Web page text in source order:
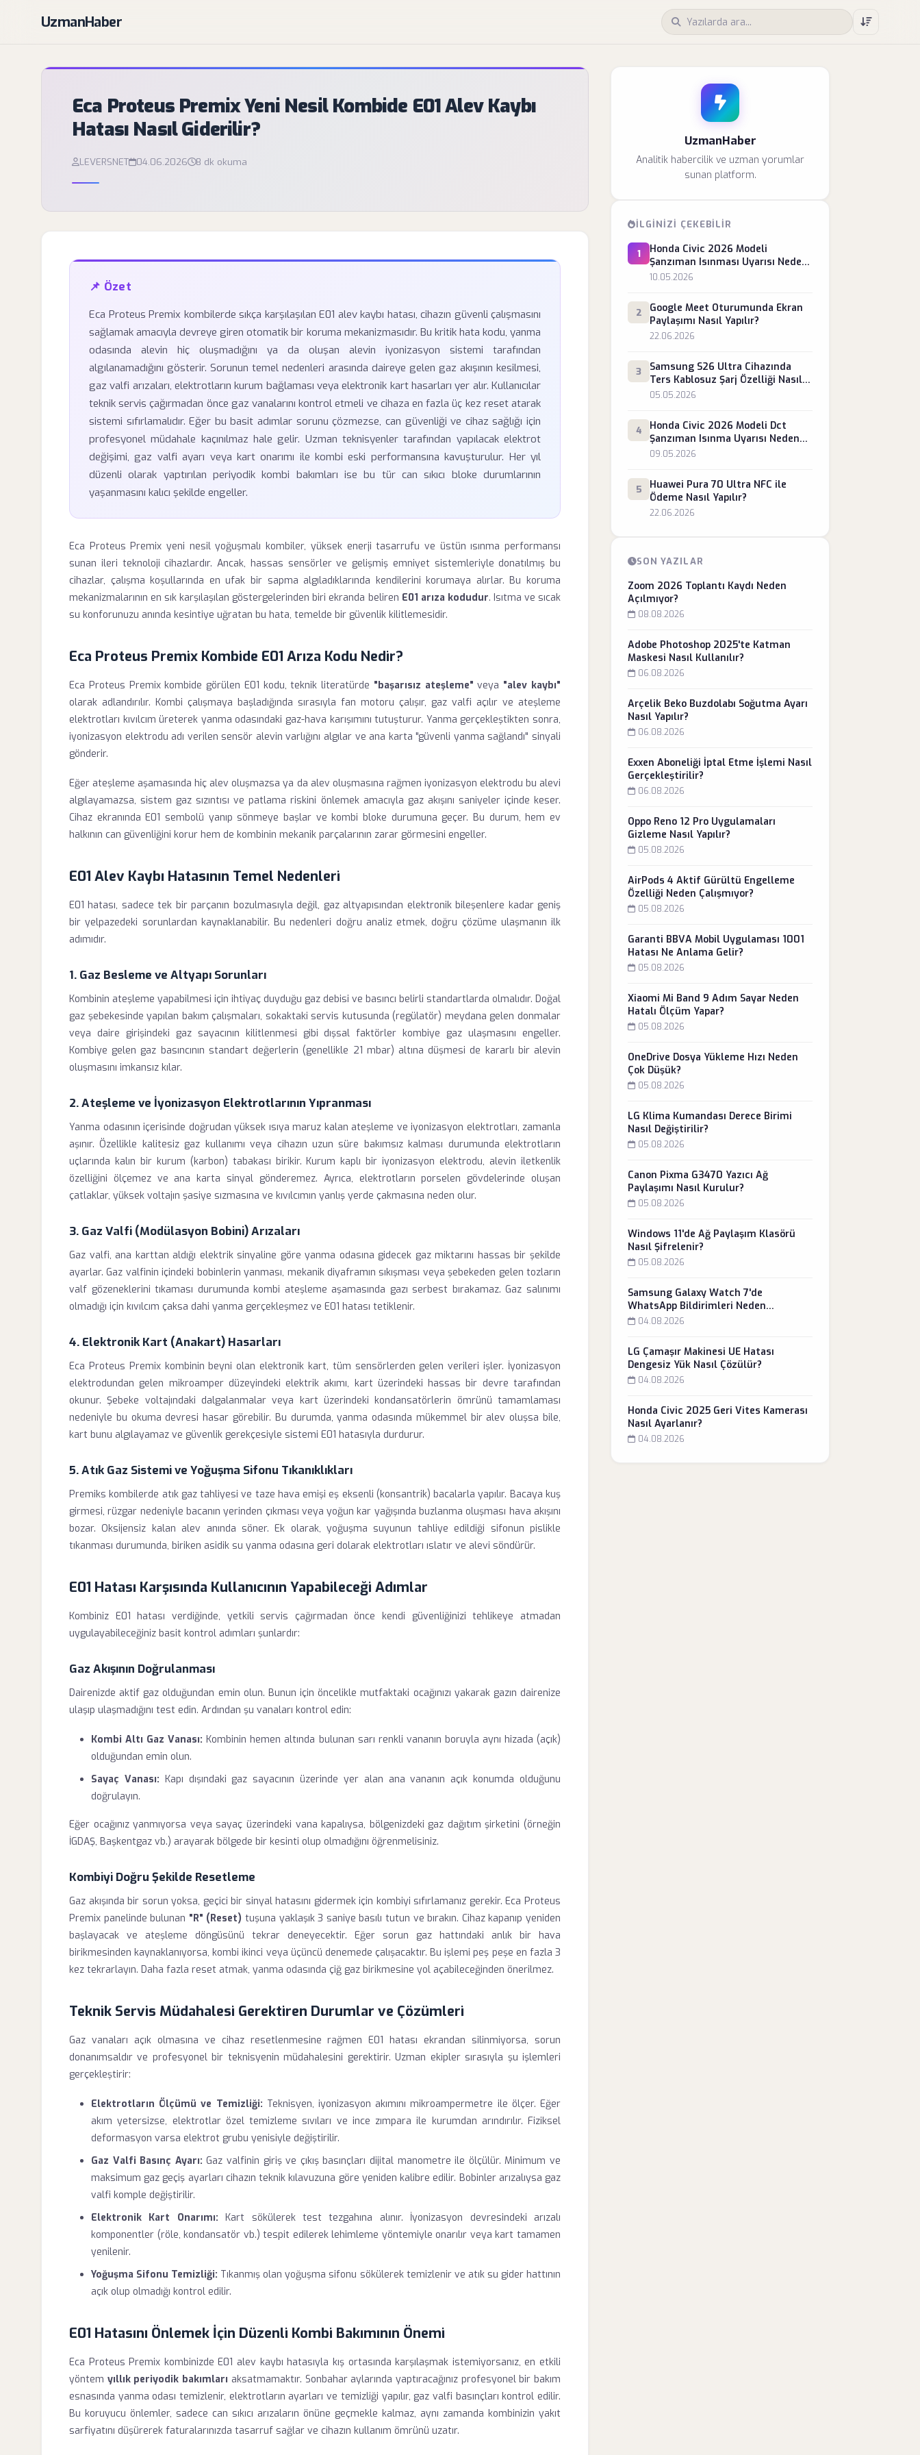
UzmanHaber
Eca Proteus Premix Yeni Nesil Kombide E01 Alev Kaybı
Hatası Nasıl Giderilir?
LEVERSNET 04.06.2026 8 dk okuma
📌 Özet
Eca Proteus Premix kombilerde sıkça karşılaşılan E01 alev kaybı hatası, cihazın güvenli çalışmasını
sağlamak amacıyla devreye giren otomatik bir koruma mekanizmasıdır. Bu kritik hata kodu, yanma
odasında alevin hiç oluşmadığını ya da oluşan alevin iyonizasyon sistemi tarafından
algılanamadığını gösterir. Sorunun temel nedenleri arasında daireye gelen gaz akışının kesilmesi,
gaz valfi arızaları, elektrotların kurum bağlaması veya elektronik kart hasarları yer alır. Kullanıcılar
teknik servis çağırmadan önce gaz vanalarını kontrol etmeli ve cihaza en fazla üç kez reset atarak
sistemi sıfırlamalıdır. Eğer bu basit adımlar sorunu çözmezse, can güvenliği ve cihaz sağlığı için
profesyonel müdahale kaçınılmaz hale gelir. Uzman teknisyenler tarafından yapılacak elektrot
değişimi, gaz valfi ayarı veya kart onarımı ile kombi eski performansına kavuşturulur. Her yıl
düzenli olarak yaptırılan periyodik kombi bakımları ise bu tür can sıkıcı bloke durumlarının
yaşanmasını kalıcı şekilde engeller.
Eca Proteus Premix yeni nesil yoğuşmalı kombiler, yüksek enerji tasarrufu ve üstün ısınma performansı
sunan ileri teknoloji cihazlardır. Ancak, hassas sensörler ve gelişmiş emniyet sistemleriyle donatılmış bu
cihazlar, çalışma koşullarında en ufak bir sapma algıladıklarında kendilerini korumaya alırlar. Bu koruma
mekanizmalarının en sık karşılaşılan göstergelerinden biri ekranda beliren E01 arıza kodudur. Isıtma ve sıcak
su konforunuzu anında kesintiye uğratan bu hata, temelde bir güvenlik kilitlemesidir.
Eca Proteus Premix Kombide E01 Arıza Kodu Nedir?
Eca Proteus Premix kombide görülen E01 kodu, teknik literatürde "başarısız ateşleme" veya "alev kaybı"
olarak adlandırılır. Kombi çalışmaya başladığında sırasıyla fan motoru çalışır, gaz valfi açılır ve ateşleme
elektrotları kıvılcım üreterek yanma odasındaki gaz-hava karışımını tutuşturur. Yanma gerçekleştikten sonra,
iyonizasyon elektrodu adı verilen sensör alevin varlığını algılar ve ana karta "güvenli yanma sağlandı" sinyali
gönderir.
Eğer ateşleme aşamasında hiç alev oluşmazsa ya da alev oluşmasına rağmen iyonizasyon elektrodu bu alevi
algılayamazsa, sistem gaz sızıntısı ve patlama riskini önlemek amacıyla gaz akışını saniyeler içinde keser.
Cihaz ekranında E01 sembolü yanıp sönmeye başlar ve kombi bloke durumuna geçer. Bu durum, hem ev
halkının can güvenliğini korur hem de kombinin mekanik parçalarının zarar görmesini engeller.
E01 Alev Kaybı Hatasının Temel Nedenleri
E01 hatası, sadece tek bir parçanın bozulmasıyla değil, gaz altyapısından elektronik bileşenlere kadar geniş
bir yelpazedeki sorunlardan kaynaklanabilir. Bu nedenleri doğru analiz etmek, doğru çözüme ulaşmanın ilk
adımıdır.
1. Gaz Besleme ve Altyapı Sorunları
Kombinin ateşleme yapabilmesi için ihtiyaç duyduğu gaz debisi ve basıncı belirli standartlarda olmalıdır. Doğal
gaz şebekesinde yapılan bakım çalışmaları, sokaktaki servis kutusunda (regülatör) meydana gelen donmalar
veya daire girişindeki gaz sayacının kilitlenmesi gibi dışsal faktörler kombiye gaz ulaşmasını engeller.
Kombiye gelen gaz basıncının standart değerlerin (genellikle 21 mbar) altına düşmesi de kararlı bir alevin
oluşmasını imkansız kılar.
2. Ateşleme ve İyonizasyon Elektrotlarının Yıpranması
Yanma odasının içerisinde doğrudan yüksek ısıya maruz kalan ateşleme ve iyonizasyon elektrotları, zamanla
aşınır. Özellikle kalitesiz gaz kullanımı veya cihazın uzun süre bakımsız kalması durumunda elektrotların
uçlarında kalın bir kurum (karbon) tabakası birikir. Kurum kaplı bir iyonizasyon elektrodu, alevin iletkenlik
özelliğini ölçemez ve ana karta sinyal gönderemez. Ayrıca, elektrotların porselen gövdelerinde oluşan
çatlaklar, yüksek voltajın şasiye sızmasına ve kıvılcımın yanlış yerde çakmasına neden olur.
3. Gaz Valfi (Modülasyon Bobini) Arızaları
Gaz valfi, ana karttan aldığı elektrik sinyaline göre yanma odasına gidecek gaz miktarını hassas bir şekilde
ayarlar. Gaz valfinin içindeki bobinlerin yanması, mekanik diyaframın sıkışması veya şebekeden gelen tozların
valf gözeneklerini tıkaması durumunda kombi ateşleme aşamasında gazı serbest bırakamaz. Gaz salınımı
olmadığı için kıvılcım çaksa dahi yanma gerçekleşmez ve E01 hatası tetiklenir.
4. Elektronik Kart (Anakart) Hasarları
Eca Proteus Premix kombinin beyni olan elektronik kart, tüm sensörlerden gelen verileri işler. İyonizasyon
elektrodundan gelen mikroamper düzeyindeki elektrik akımı, kart üzerindeki hassas bir devre tarafından
okunur. Şebeke voltajındaki dalgalanmalar veya kart üzerindeki kondansatörlerin ömrünü tamamlaması
nedeniyle bu okuma devresi hasar görebilir. Bu durumda, yanma odasında mükemmel bir alev oluşsa bile,
kart bunu algılayamaz ve güvenlik gerekçesiyle sistemi E01 hatasıyla durdurur.
5. Atık Gaz Sistemi ve Yoğuşma Sifonu Tıkanıklıkları
Premiks kombilerde atık gaz tahliyesi ve taze hava emişi eş eksenli (konsantrik) bacalarla yapılır. Bacaya kuş
girmesi, rüzgar nedeniyle bacanın yerinden çıkması veya yoğun kar yağışında buzlanma oluşması hava akışını
bozar. Oksijensiz kalan alev anında söner. Ek olarak, yoğuşma suyunun tahliye edildiği sifonun pislikle
tıkanması durumunda, biriken asidik su yanma odasına geri dolarak elektrotları ıslatır ve alevi söndürür.
E01 Hatası Karşısında Kullanıcının Yapabileceği Adımlar
Kombiniz E01 hatası verdiğinde, yetkili servis çağırmadan önce kendi güvenliğinizi tehlikeye atmadan
uygulayabileceğiniz basit kontrol adımları şunlardır:
Gaz Akışının Doğrulanması
Dairenizde aktif gaz olduğundan emin olun. Bunun için öncelikle mutfaktaki ocağınızı yakarak gazın dairenize
ulaşıp ulaşmadığını test edin. Ardından şu vanaları kontrol edin:
Kombi Altı Gaz Vanası: Kombinin hemen altında bulunan sarı renkli vananın boruyla aynı hizada (açık)
olduğundan emin olun.
Sayaç Vanası: Kapı dışındaki gaz sayacının üzerinde yer alan ana vananın açık konumda olduğunu
doğrulayın.
Eğer ocağınız yanmıyorsa veya sayaç üzerindeki vana kapalıysa, bölgenizdeki gaz dağıtım şirketini (örneğin
İGDAŞ, Başkentgaz vb.) arayarak bölgede bir kesinti olup olmadığını öğrenmelisiniz.
Kombiyi Doğru Şekilde Resetleme
Gaz akışında bir sorun yoksa, geçici bir sinyal hatasını gidermek için kombiyi sıfırlamanız gerekir. Eca Proteus
Premix panelinde bulunan "R" (Reset) tuşuna yaklaşık 3 saniye basılı tutun ve bırakın. Cihaz kapanıp yeniden
başlayacak ve ateşleme döngüsünü tekrar deneyecektir. Eğer sorun gaz hattındaki anlık bir hava
birikmesinden kaynaklanıyorsa, kombi ikinci veya üçüncü denemede çalışacaktır. Bu işlemi peş peşe en fazla 3
kez tekrarlayın. Daha fazla reset atmak, yanma odasında çiğ gaz birikmesine yol açabileceğinden önerilmez.
Teknik Servis Müdahalesi Gerektiren Durumlar ve Çözümleri
Gaz vanaları açık olmasına ve cihaz resetlenmesine rağmen E01 hatası ekrandan silinmiyorsa, sorun
donanımsaldır ve profesyonel bir teknisyenin müdahalesini gerektirir. Uzman ekipler sırasıyla şu işlemleri
gerçekleştirir:
Elektrotların Ölçümü ve Temizliği: Teknisyen, iyonizasyon akımını mikroampermetre ile ölçer. Eğer
akım yetersizse, elektrotlar özel temizleme sıvıları ve ince zımpara ile kurumdan arındırılır. Fiziksel
deformasyon varsa elektrot grubu yenisiyle değiştirilir.
Gaz Valfi Basınç Ayarı: Gaz valfinin giriş ve çıkış basınçları dijital manometre ile ölçülür. Minimum ve
maksimum gaz geçiş ayarları cihazın teknik kılavuzuna göre yeniden kalibre edilir. Bobinler arızalıysa gaz
valfi komple değiştirilir.
Elektronik Kart Onarımı: Kart sökülerek test tezgahına alınır. İyonizasyon devresindeki arızalı
komponentler (röle, kondansatör vb.) tespit edilerek lehimleme yöntemiyle onarılır veya kart tamamen
yenilenir.
Yoğuşma Sifonu Temizliği: Tıkanmış olan yoğuşma sifonu sökülerek temizlenir ve atık su gider hattının
açık olup olmadığı kontrol edilir.
E01 Hatasını Önlemek İçin Düzenli Kombi Bakımının Önemi
Eca Proteus Premix kombinizde E01 alev kaybı hatasıyla kış ortasında karşılaşmak istemiyorsanız, en etkili
yöntem yıllık periyodik bakımları aksatmamaktır. Sonbahar aylarında yaptıracağınız profesyonel bir bakım
esnasında yanma odası temizlenir, elektrotların ayarları ve temizliği yapılır, gaz valfi basınçları kontrol edilir.
Bu koruyucu önlemler, sadece can sıkıcı arızaların önüne geçmekle kalmaz, aynı zamanda kombinizin yakıt
sarfiyatını düşürerek faturalarınızda tasarruf sağlar ve cihazın kullanım ömrünü uzatır.
UzmanHaber
Analitik habercilik ve uzman yorumlar
sunan platform.
İLGINIZI ÇEKEBILIR
1
Honda Civic 2026 Modeli
Şanzıman Isınması Uyarısı Neden
Yanar?
10.05.2026
2
Google Meet Oturumunda Ekran
Paylaşımı Nasıl Yapılır?
22.06.2026
3
Samsung S26 Ultra Cihazında
Ters Kablosuz Şarj Özelliği Nasıl
Açılır?
05.05.2026
4
Honda Civic 2026 Modeli Dct
Şanzıman Isınma Uyarısı Neden
Verir?
09.05.2026
5
Huawei Pura 70 Ultra NFC ile
Ödeme Nasıl Yapılır?
22.06.2026
SON YAZILAR
Zoom 2026 Toplantı Kaydı Neden
Açılmıyor?
08.08.2026
Adobe Photoshop 2025'te Katman
Maskesi Nasıl Kullanılır?
06.08.2026
Arçelik Beko Buzdolabı Soğutma Ayarı
Nasıl Yapılır?
06.08.2026
Exxen Aboneliği İptal Etme İşlemi Nasıl
Gerçekleştirilir?
06.08.2026
Oppo Reno 12 Pro Uygulamaları
Gizleme Nasıl Yapılır?
05.08.2026
AirPods 4 Aktif Gürültü Engelleme
Özelliği Neden Çalışmıyor?
05.08.2026
Garanti BBVA Mobil Uygulaması 1001
Hatası Ne Anlama Gelir?
05.08.2026
Xiaomi Mi Band 9 Adım Sayar Neden
Hatalı Ölçüm Yapar?
05.08.2026
OneDrive Dosya Yükleme Hızı Neden
Çok Düşük?
05.08.2026
LG Klima Kumandası Derece Birimi
Nasıl Değiştirilir?
05.08.2026
Canon Pixma G3470 Yazıcı Ağ
Paylaşımı Nasıl Kurulur?
05.08.2026
Windows 11'de Ağ Paylaşım Klasörü
Nasıl Şifrelenir?
05.08.2026
Samsung Galaxy Watch 7'de
WhatsApp Bildirimleri Neden
Gelmiyor?
04.08.2026
LG Çamaşır Makinesi UE Hatası
Dengesiz Yük Nasıl Çözülür?
04.08.2026
Honda Civic 2025 Geri Vites Kamerası
Nasıl Ayarlanır?
04.08.2026